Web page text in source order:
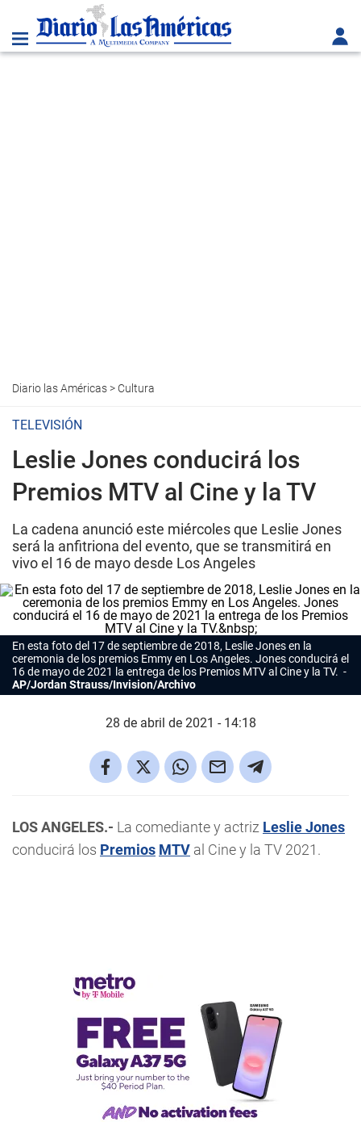
Diario las Américas> Cultura
TELEVISIÓN
Leslie Jones conducirá los
Premios MTV al Cine y la TV
La cadena anunció este miércoles que Leslie Jones
será la anfitriona del evento, que se transmitirá en
vivo el 16 de mayo desde Los Angeles
En esta foto del 17 de septiembre de 2018, Leslie Jones en la
ceremonia de los premios Emmy en Los Angeles. Jones conducirá el
16 de mayo de 2021 la entrega de los Premios MTV al Cine y la TV.
AP/Jordan Strauss/Invision/Archivo
28 de abril de 2021 - 14:18
LOS ANGELES.- La comediante y actriz Leslie Jones
conducirá los Premios MTV al Cine y la TV 2021.